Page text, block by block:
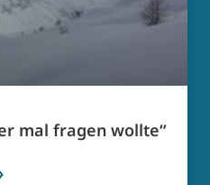
mal fragen wollte“